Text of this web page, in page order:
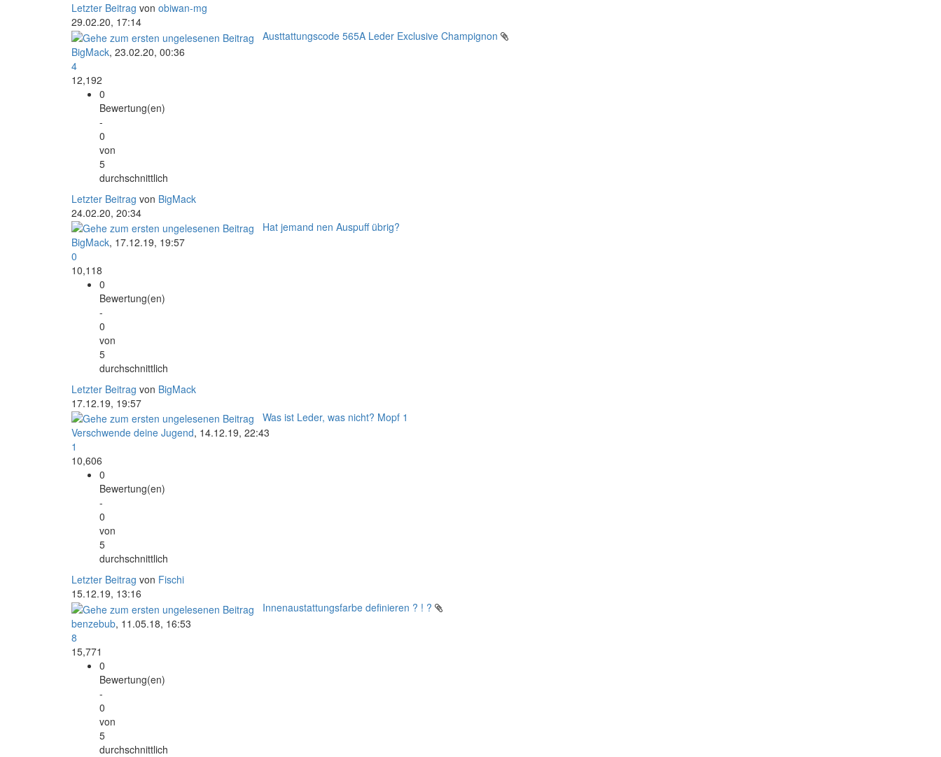
Letzter Beitrag von obiwan-mg
29.02.20, 17:14
Austtattungscode 565A Leder Exclusive Champignon
BigMack, 23.02.20, 00:36
4
12,192
0
Bewertung(en)
-
0
von
5
durchschnittlich
Letzter Beitrag von BigMack
24.02.20, 20:34
Hat jemand nen Auspuff übrig?
BigMack, 17.12.19, 19:57
0
10,118
0
Bewertung(en)
-
0
von
5
durchschnittlich
Letzter Beitrag von BigMack
17.12.19, 19:57
Was ist Leder, was nicht? Mopf 1
Verschwende deine Jugend, 14.12.19, 22:43
1
10,606
0
Bewertung(en)
-
0
von
5
durchschnittlich
Letzter Beitrag von Fischi
15.12.19, 13:16
Innenaustattungsfarbe definieren ? ! ?
benzebub, 11.05.18, 16:53
8
15,771
0
Bewertung(en)
-
0
von
5
durchschnittlich